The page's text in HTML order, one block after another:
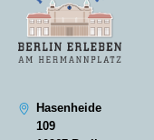
Hasenheide
109